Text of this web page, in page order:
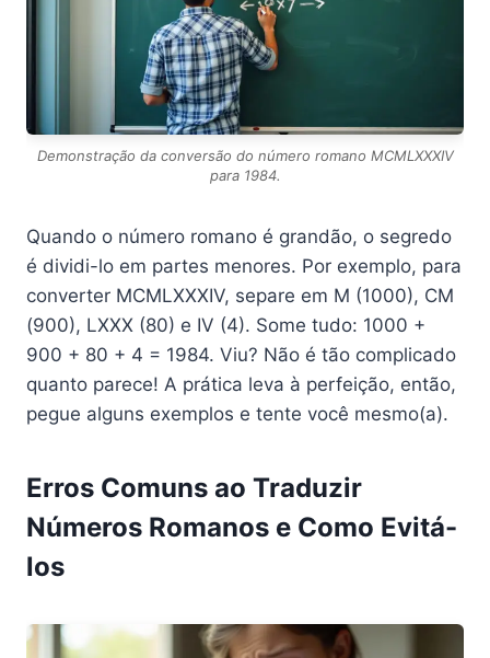
Demonstração da conversão do número romano MCMLXXXIV
para 1984.
Quando o número romano é grandão, o segredo
é dividi-lo em partes menores. Por exemplo, para
converter MCMLXXXIV, separe em M (1000), CM
(900), LXXX (80) e IV (4). Some tudo: 1000 +
900 + 80 + 4 = 1984. Viu? Não é tão complicado
quanto parece! A prática leva à perfeição, então,
pegue alguns exemplos e tente você mesmo(a).
Erros Comuns ao Traduzir
Números Romanos e Como Evitá-
los